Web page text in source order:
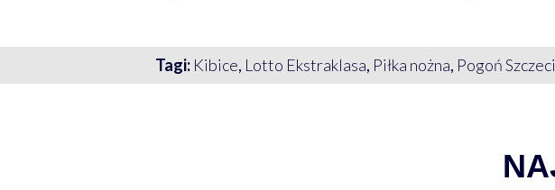
Tagi: Kibice, Lotto Ekstraklasa, Piłka nożna, Pogoń